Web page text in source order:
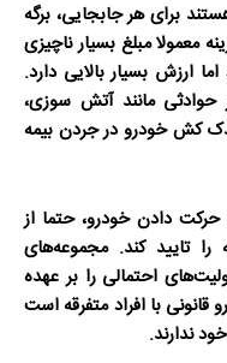
برای هر جابجایی، برگه
معمولا مبلغ بسیار ناچیزی
ارزش بسیار بالایی دارد.
حوادثی مانند آتش سوزی،
کش خودرو در جردن بیمه
حرکت دادن خودرو، حتما از
تایید کند. مجموعه‌های
احتمالی را بر عهده
قانونی با افراد متفرقه است
ندارند.